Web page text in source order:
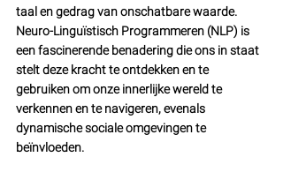
taal en gedrag van onschatbare waarde.
Neuro-Linguïstisch Programmeren (NLP) is
een fascinerende benadering die ons in staat
stelt deze kracht te ontdekken en te
gebruiken om onze innerlijke wereld te
verkennen en te navigeren, evenals
dynamische sociale omgevingen te
beïnvloeden.